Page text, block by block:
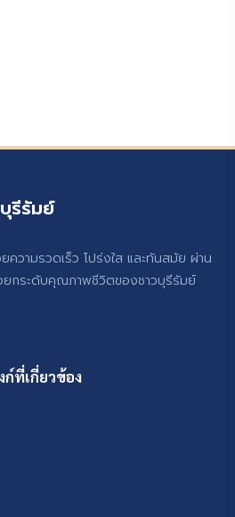
รีรัมย์
ความรวดเร็ว โปร่งใส และทันสมัย ผ่าน
ยกระดับคุณภาพชีวิตของชาวบุรีรัมย์
ก์ที่เกี่ยวข้อง